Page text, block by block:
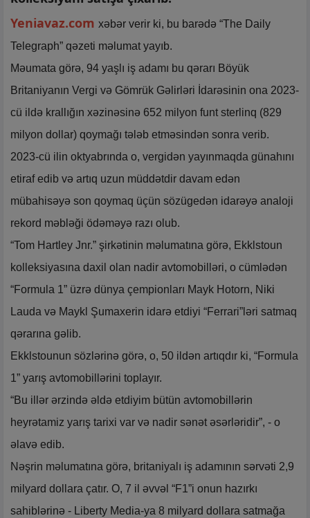
Yeniavaz.com xəbər verir ki, bu barədə “The Daily
Telegraph” qəzeti məlumat yayıb.
Məumata görə, 94 yaşlı iş adamı bu qərarı Böyük
Britaniyanın Vergi və Gömrük Gəlirləri İdarəsinin ona 2023-
cü ildə krallığın xəzinəsinə 652 milyon funt sterlinq (829
milyon dollar) qoymağı tələb etməsindən sonra verib.
2023-cü ilin oktyabrında o, vergidən yayınmaqda günahını
etiraf edib və artıq uzun müddətdir davam edən
mübahisəyə son qoymaq üçün sözügedən idarəyə analoji
rekord məbləği ödəməyə razı olub.
“Tom Hartley Jnr.” şirkətinin məlumatına görə, Ekklstoun
kolleksiyasına daxil olan nadir avtomobilləri, o cümlədən
“Formula 1” üzrə dünya çempionları Mayk Hotorn, Niki
Lauda və Maykl Şumaxerin idarə etdiyi “Ferrari”ləri satmaq
qərarına gəlib.
Ekklstounun sözlərinə görə, o, 50 ildən artıqdır ki, “Formula
1” yarış avtomobillərini toplayır.
“Bu illər ərzində əldə etdiyim bütün avtomobillərin
heyrətamiz yarış tarixi var və nadir sənət əsərləridir”, - o
əlavə edib.
Nəşrin məlumatına görə, britaniyalı iş adamının sərvəti 2,9
milyard dollara çatır. O, 7 il əvvəl “F1”i onun hazırkı
sahiblərinə - Liberty Media-ya 8 milyard dollara satmağa